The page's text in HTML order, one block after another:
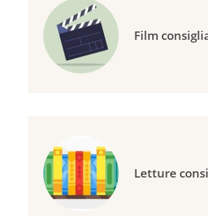
Film
Letture